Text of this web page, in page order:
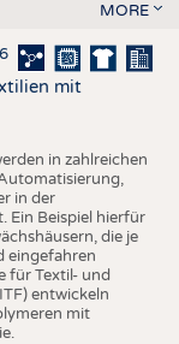
MORE
mit
in zahlreichen
in der
Ein Beispiel hierfür
die je
eingefahren
für Textil- und
entwickeln
mit